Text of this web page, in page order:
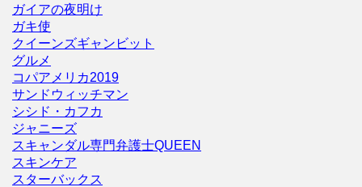
ガイアの夜明け
ガキ使
クイーンズギャンビット
グルメ
コパアメリカ2019
サンドウィッチマン
シシド・カフカ
ジャニーズ
スキャンダル専門弁護士QUEEN
スキンケア
スターバックス